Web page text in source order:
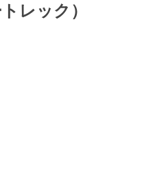
レック）